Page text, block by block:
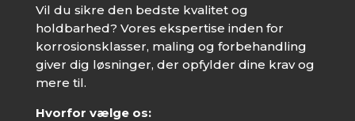
Vil du sikre den bedste kvalitet og
holdbarhed? Vores ekspertise inden for
korrosionsklasser, maling og forbehandling
giver dig løsninger, der opfylder dine krav og
mere til.
Hvorfor vælge os: